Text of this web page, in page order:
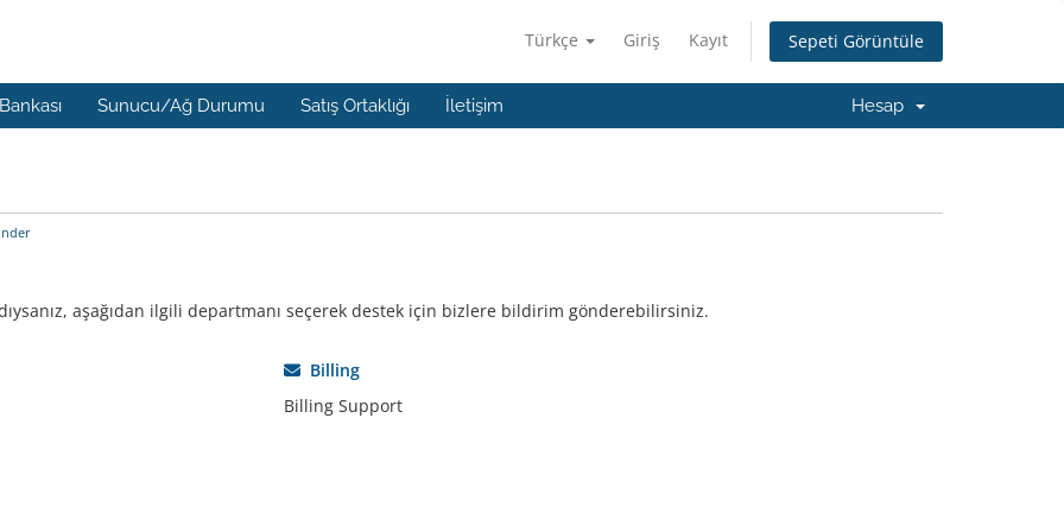
Türkçe Giriş Kayıt Sepeti Görüntüle
Sunucu/Ağ Durumu Satış Ortaklığı İletişim Hesap
aşağıdan ilgili departmanı seçerek destek için bizlere bildirim gönderebilirsiniz.
Billing
Billing Support